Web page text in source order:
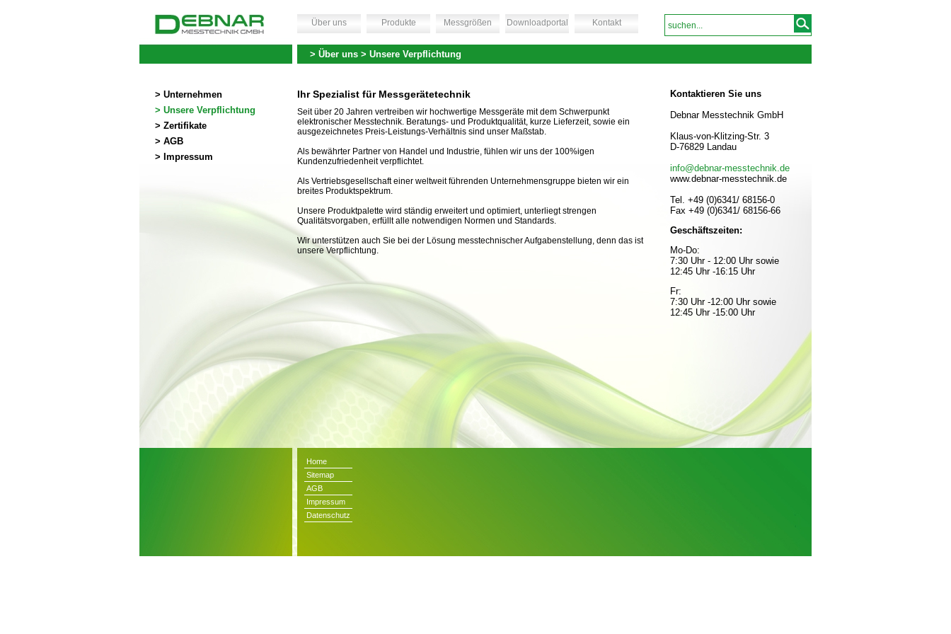
> Über uns > Unsere Verpflichtung
Über uns Produkte Messgrößen Downloadportal Kontakt
> Unternehmen
> Unsere Verpflichtung
> Zertifikate
> AGB
> Impressum
Ihr Spezialist für Messgerätetechnik
Seit über 20 Jahren vertreiben wir hochwertige Messgeräte mit dem Schwerpunkt
elektronischer Messtechnik. Bera­tungs- und Produktqualität, kurze Lieferzeit, sowie ein
ausgezeichnetes Preis-Leistungs-Verhältnis sind unser Maßstab.
Als bewährter Partner von Handel und Industrie, fühlen wir uns der 100%igen
Kundenzufriedenheit verpflichtet.
Als Vertriebsgesellschaft einer weltweit führenden Unternehmensgruppe bieten wir ein
breites Produktspektrum.
Unsere Produktpalette wird ständig erweitert und optimiert, unterliegt strengen
Qualitätsvorgaben, erfüllt alle notwendigen Normen und Standards.
Wir unterstützen auch Sie bei der Lösung messtechnischer Aufgabenstellung, denn das ist
unsere Verpflichtung.
Kontaktieren Sie uns
Debnar Messtechnik GmbH
Klaus-von-Klitzing-Str. 3
D-76829 Landau
info@debnar-messtechnik.de
www.debnar-messtechnik.de
Tel. +49 (0)6341/ 68156-0
Fax +49 (0)6341/ 68156-66
Geschäftszeiten:
Mo-Do:
7:30 Uhr - 12:00 Uhr sowie
12:45 Uhr -16:15 Uhr
Fr:
7:30 Uhr -12:00 Uhr sowie
12:45 Uhr -15:00 Uhr
Home
Sitemap
AGB
Impressum
Datenschutz